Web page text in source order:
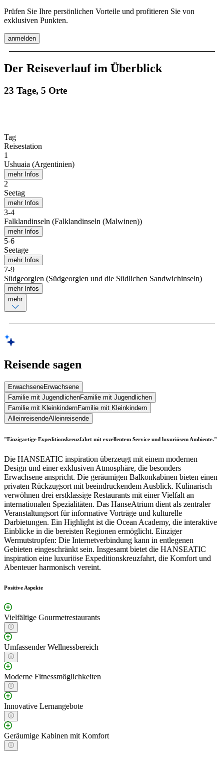
Prüfen Sie Ihre persönlichen Vorteile und profitieren Sie von
exklusiven Punkten.
anmelden
Der Reiseverlauf im Überblick
23 Tage, 5 Orte
Tag
Reisestation
1
Ushuaia (Argentinien)
mehr Infos
2
Seetag
mehr Infos
3-4
Falklandinseln (Falklandinseln (Malwinen))
mehr Infos
5-6
Seetage
mehr Infos
7-9
Südgeorgien (Südgeorgien und die Südlichen Sandwichinseln)
mehr Infos
mehr
Reisende sagen
ErwachseneErwachsene
Familie mit JugendlichenFamilie mit Jugendlichen
Familie mit KleinkindernFamilie mit Kleinkindern
AlleinreisendeAlleinreisende
"Einzigartige Expeditionskreuzfahrt mit exzellentem Service und luxuriösem Ambiente."
Die HANSEATIC inspiration überzeugt mit einem modernen
Design und einer exklusiven Atmosphäre, die besonders
Erwachsene anspricht. Die geräumigen Balkonkabinen bieten einen
privaten Rückzugsort mit beeindruckendem Ausblick. Kulinarisch
verwöhnen drei erstklassige Restaurants mit einer Vielfalt an
internationalen Spezialitäten. Das HanseAtrium dient als zentraler
Veranstaltungsort für informative Vorträge und kulturelle
Darbietungen. Ein Highlight ist die Ocean Academy, die interaktive
Einblicke in die bereisten Regionen ermöglicht. Einziger
Wermutstropfen: Die Internetverbindung kann in entlegenen
Gebieten eingeschränkt sein. Insgesamt bietet die HANSEATIC
inspiration eine luxuriöse Expeditionskreuzfahrt, die Komfort und
Abenteuer harmonisch vereint.
Positive Aspekte
Vielfältige Gourmetrestaurants
Umfassender Wellnessbereich
Moderne Fitnessmöglichkeiten
Innovative Lernangebote
Geräumige Kabinen mit Komfort